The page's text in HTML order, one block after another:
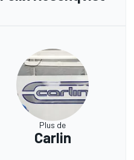
Plus de
Carlin